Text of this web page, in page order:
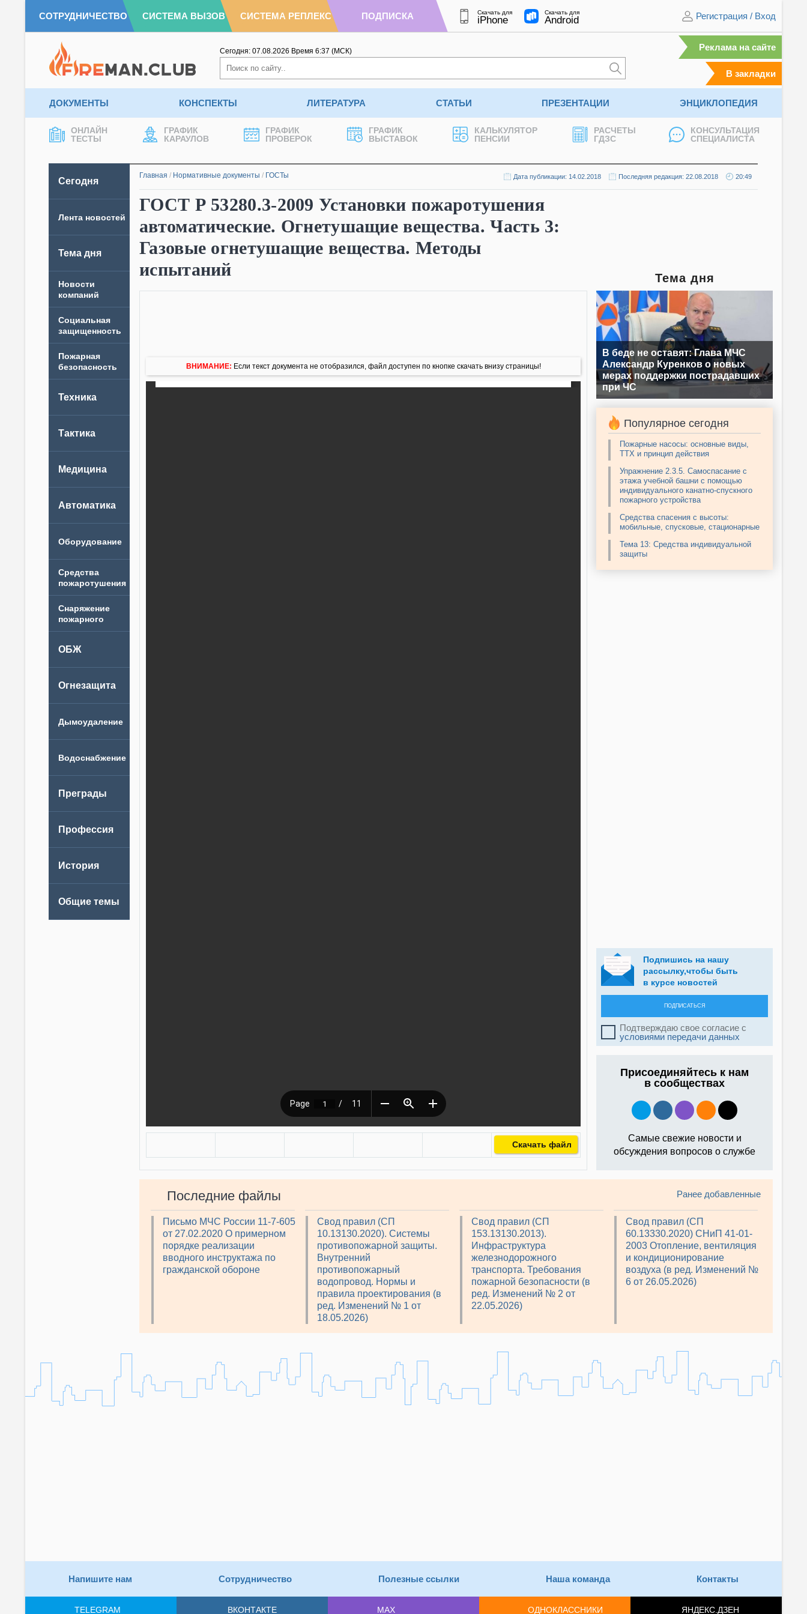
СОТРУДНИЧЕСТВО СИСТЕМА ВЫЗОВ СИСТЕМА РЕПЛЕКС ПОДПИСКА Скачать для
iPhone
Скачать для
Android Регистрация / Вход
Сегодня: 07.08.2026 Время 6:37 (МСК) Реклама на сайте
В закладки
ДОКУМЕНТЫ КОНСПЕКТЫ ЛИТЕРАТУРА СТАТЬИ ПРЕЗЕНТАЦИИ ЭНЦИКЛОПЕДИЯ
ОНЛАЙН
ТЕСТЫ
ГРАФИК
КАРАУЛОВ
ГРАФИК
ПРОВЕРОК
ГРАФИК
ВЫСТАВОК
КАЛЬКУЛЯТОР
ПЕНСИИ
РАСЧЕТЫ
ГДЗС
КОНСУЛЬТАЦИЯ
СПЕЦИАЛИСТА
Сегодня
Лента новостей
Тема дня
Новости
компаний
Главная / Нормативные документы / ГОСТы Дата публикации: 14.02.2018 Последняя редакция: 22.08.2018 20:49
ГОСТ Р 53280.3-2009 Установки пожаротушения
автоматические. Огнетушащие вещества. Часть 3:
Газовые огнетушащие вещества. Методы
испытаний
ВНИМАНИЕ: Если текст документа не отобразился, файл доступен по кнопке скачать внизу страницы!
Скачать файл
Тема дня
В беде не оставят: Глава МЧС
Александр Куренков о новых
мерах поддержки пострадавших
при ЧС
Популярное сегодня
Пожарные насосы: основные виды,
ТТХ и принцип действия
Упражнение 2.3.5. Самоспасание с
этажа учебной башни с помощью
индивидуального канатно-спускного
пожарного устройства
Средства спасения с высоты:
мобильные, спусковые, стационарные
Тема 13: Средства индивидуальной
защиты
Подпишись на нашу
рассылку,чтобы быть
в курсе новостей
ПОДПИСАТЬСЯ
Подтверждаю свое согласие с
условиями передачи данных
Присоединяйтесь к нам
в сообществах
Самые свежие новости и
обсуждения вопросов о службе
Последние файлы
Письмо МЧС России 11-7-605
от 27.02.2020 О примерном
порядке реализации
вводного инструктажа по
гражданской обороне
Свод правил (СП
10.13130.2020). Системы
противопожарной защиты.
Внутренний
противопожарный
водопровод. Нормы и
правила проектирования (в
ред. Изменений № 1 от
18.05.2026)
Свод правил (СП
153.13130.2013).
Инфраструктура
железнодорожного
транспорта. Требования
пожарной безопасности (в
ред. Изменений № 2 от
22.05.2026)
Свод правил (СП
60.13330.2020) СНиП 41-01-
2003 Отопление, вентиляция
и кондиционирование
воздуха (в ред. Изменений №
6 от 26.05.2026)
Ранее добавленные
Напишите нам Сотрудничество Полезные ссылки Наша команда Контакты
TELEGRAM
ВКОНТАКТЕ
MAX
ОДНОКЛАССНИКИ
ЯНДЕКС.ДЗЕН